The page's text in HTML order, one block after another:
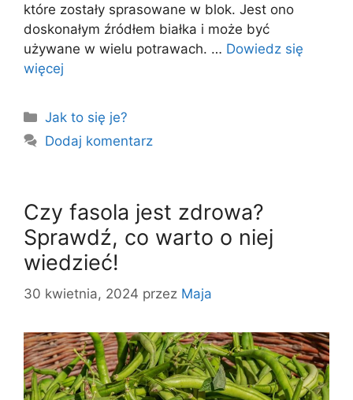
które zostały sprasowane w blok. Jest ono
doskonałym źródłem białka i może być
używane w wielu potrawach. … Dowiedz się
więcej
Kategorie
Jak to się je?
Dodaj komentarz
Czy fasola jest zdrowa?
Sprawdź, co warto o niej
wiedzieć!
30 kwietnia, 2024 przez Maja